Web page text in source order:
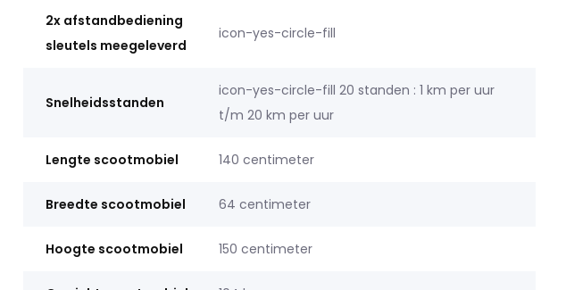
2x afstandbediening
sleutels meegeleverd
icon-yes-circle-fill
Snelheidsstanden
icon-yes-circle-fill 20 standen : 1 km per uur
t/m 20 km per uur
Lengte scootmobiel 140 centimeter
Breedte scootmobiel 64 centimeter
Hoogte scootmobiel 150 centimeter